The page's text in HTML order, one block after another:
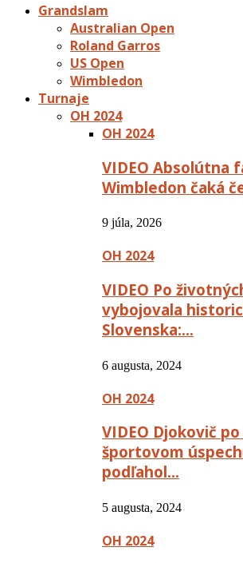
Grandslam
Australian Open
Roland Garros
US Open
Wimbledon
Turnaje
OH 2024
OH 2024
VIDEO Absolútna
Wimbledon čaká
9 júla, 2026
OH 2024
VIDEO Po
vybojovala
Slovenska:…
6 augusta, 2024
OH 2024
VIDEO Djokovič
športovom
podľahol…
5 augusta, 2024
OH 2024